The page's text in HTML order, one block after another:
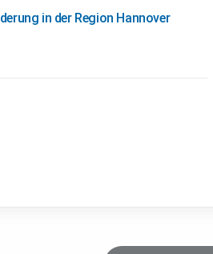
in der Region Hannover